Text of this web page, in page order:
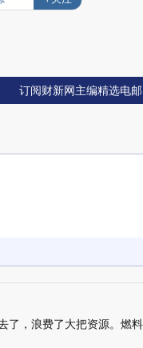
订阅财新网主编精选电邮
了，浪费了大把资源。燃